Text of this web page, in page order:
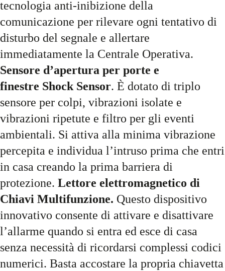
tecnologia anti-inibizione della
comunicazione per rilevare ogni tentativo di
disturbo del segnale e allertare
immediatamente la Centrale Operativa.
Sensore d’apertura per porte e
finestre Shock Sensor. È dotato di triplo
sensore per colpi, vibrazioni isolate e
vibrazioni ripetute e filtro per gli eventi
ambientali. Si attiva alla minima vibrazione
percepita e individua l’intruso prima che entri
in casa creando la prima barriera di
protezione. Lettore elettromagnetico di
Chiavi Multifunzione. Questo dispositivo
innovativo consente di attivare e disattivare
l’allarme quando si entra ed esce di casa
senza necessità di ricordarsi complessi codici
numerici. Basta accostare la propria chiavetta